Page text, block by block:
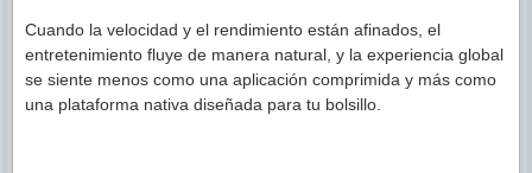
Cuando la velocidad y el rendimiento están afinados, el
entretenimiento fluye de manera natural, y la experiencia global
se siente menos como una aplicación comprimida y más como
una plataforma nativa diseñada para tu bolsillo.